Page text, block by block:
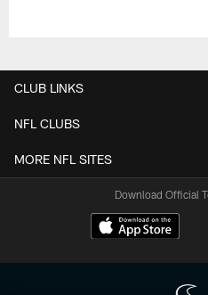
CLUB LINKS
NFL CLUBS
MORE NFL SITES
Download Official